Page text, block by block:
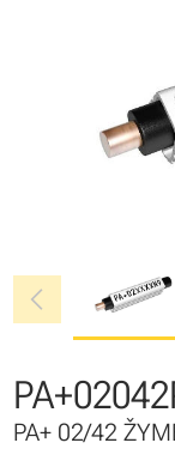
chevron_left
PA+ 02/42